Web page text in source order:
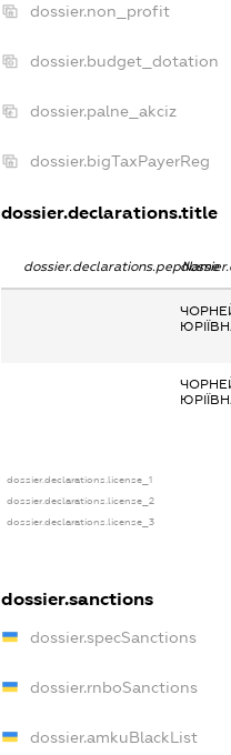
dossier.non_profit
dossier.budget_dotation
dossier.palne_akciz
dossier.bigTaxPayerReg
dossier.declarations.title
dossier.declarations.pepName
dossier.declarations.license_1
dossier.declarations.license_2
dossier.declarations.license_3
dossier.sanctions
dossier.specSanctions
dossier.rnboSanctions
dossier.amkuBlackList